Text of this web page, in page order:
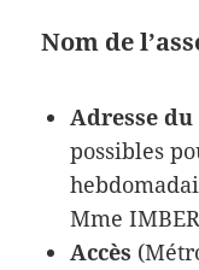
Nom de
Adresse
possibles
Mme
Accès